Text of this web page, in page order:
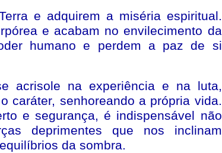
e adquirem a miséria espiritual.
e acabam no envilecimento da
humano e perdem a paz de si
acrisole na experiência e na luta,
caráter, senhoreando a própria vida.
e segurança, é indispensável não
deprimentes que nos inclinam
da sombra.